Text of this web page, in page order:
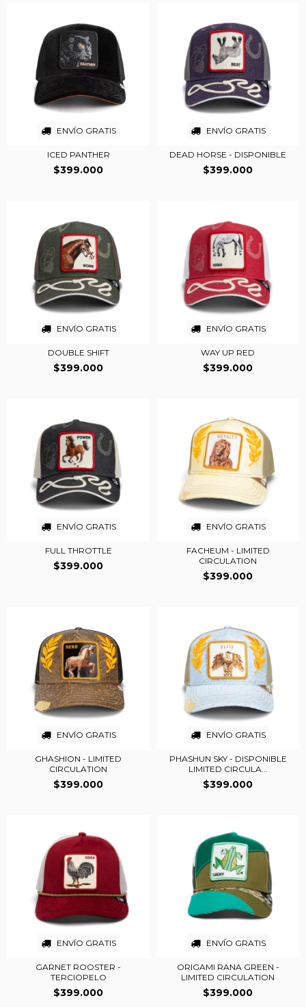
ENVÍO GRATIS
ICED PANTHER
$399.000
ENVÍO GRATIS
DEAD HORSE - DISPONIBLE
$399.000
ENVÍO GRATIS
DOUBLE SHIFT
$399.000
ENVÍO GRATIS
WAY UP RED
$399.000
ENVÍO GRATIS
FULL THROTTLE
$399.000
ENVÍO GRATIS
FACHEUM - LIMITED
CIRCULATION
$399.000
ENVÍO GRATIS
GHASHION - LIMITED
CIRCULATION
$399.000
ENVÍO GRATIS
PHASHUN SKY - DISPONIBLE
LIMITED CIRCULA...
$399.000
ENVÍO GRATIS
GARNET ROOSTER -
TERCIOPELO
$399.000
ENVÍO GRATIS
ORIGAMI RANA GREEN -
LIMITED CIRCULATION
$399.000